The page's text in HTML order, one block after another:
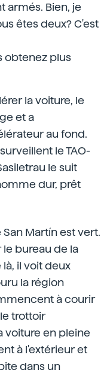
armés. Bien, je
êtes deux? C'est
obtenez plus
la voiture, le
et a
au fond.
le TAO-
le suit
dur, prêt
Martín est vert.
bureau de la
là, il voit deux
la région
à courir
trottoir
voiture en pleine
à l'extérieur et
dans un